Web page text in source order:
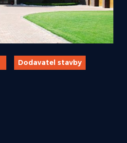
Dodavatel stavby